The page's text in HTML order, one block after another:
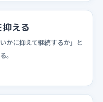
える
かに抑えて継続するか」と
。